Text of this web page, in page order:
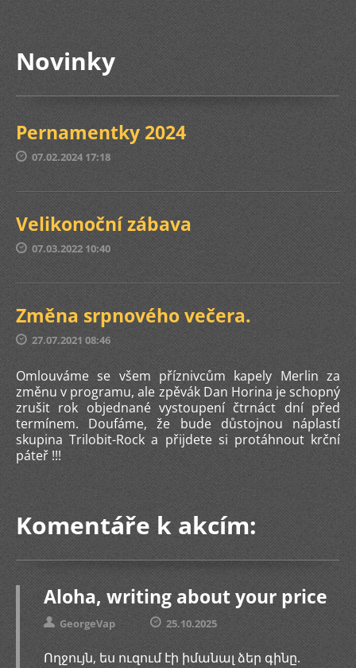
Novinky
Pernamentky 2024
07.02.2024 17:18
Velikonoční zábava
07.03.2022 10:40
Změna srpnového večera.
27.07.2021 08:46
Omlouváme se všem příznivcům kapely Merlin za
změnu v programu, ale zpěvák Dan Horina je schopný
zrušit rok objednané vystoupení čtrnáct dní před
termínem. Doufáme, že bude důstojnou náplastí
skupina Trilobit-Rock a přijdete si protáhnout krční
páteř !!!
Komentáře k akcím:
Aloha, writing about your price
GeorgeVap 25.10.2025
Ողջույն, ես ուզում էի իմանալ ձեր գինը.